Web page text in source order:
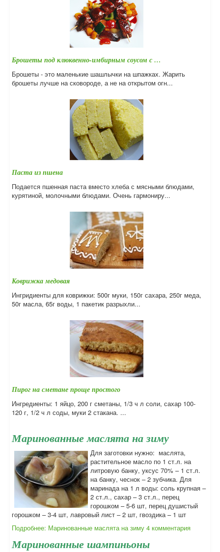
Брошеты под клюквенно-имбирным соусом с …
Брошеты - это маленькие шашлычки на шпажках. Жарить
брошеты лучше на сковороде, а не на открытом огн...
Паста из пшена
Подается пшенная паста вместо хлеба с мясными блюдами,
курятиной, молочными блюдами. Очень гармониру...
Коврижка медовая
Ингридиенты для коврижки: 500г муки, 150г сахара, 250г меда,
50г масла, 65г воды, 1 пакетик разрыхли...
Пирог на сметане проще простого
Ингредиенты: 1 яйцо, 200 г сметаны, 1/3 ч л соли, сахар 100-
120 г, 1/2 ч л соды, муки 2 стакана. ...
Маринованные маслята на зиму
Для заготовки нужно: маслята,
растительное масло по 1 ст.л. на
литровую банку, уксус 70% – 1 ст.л.
на банку, чеснок – 2 зубчика. Для
маринада на 1 л воды: соль крупная –
2 ст.л., сахар – 3 ст.л., перец
горошком – 5-6 шт, перец душистый
горошком – 3-4 шт, лавровый лист – 2 шт, гвоздика – 1 шт
Подробнее: Маринованные маслята на зиму 4 комментария
Маринованные шампиньоны